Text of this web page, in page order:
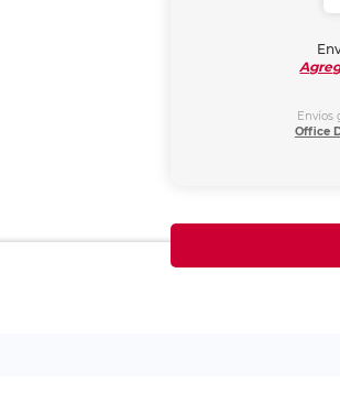
Envíos
Office